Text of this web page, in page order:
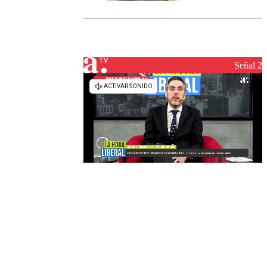
el fin de la
reconstrucciónSeñal 2